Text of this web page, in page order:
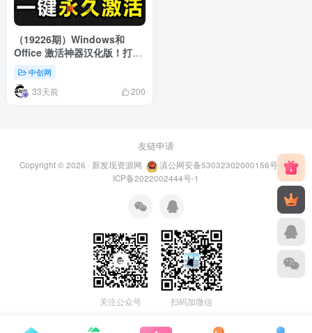
（19226期）Windows和
Office 激活神器汉化版！打开
即可一键激活，永久免费使
用，安全无毒，Github最新汉
化版 Mas
中创网
33天前 200
友链申请
Copyright © 2026 · 新发现资源网 滇公网安备53032302000156号
滇
ICP备2022002444号-1
关注公众号 扫码加微信